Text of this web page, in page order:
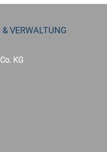
VERWALTUNG
KG